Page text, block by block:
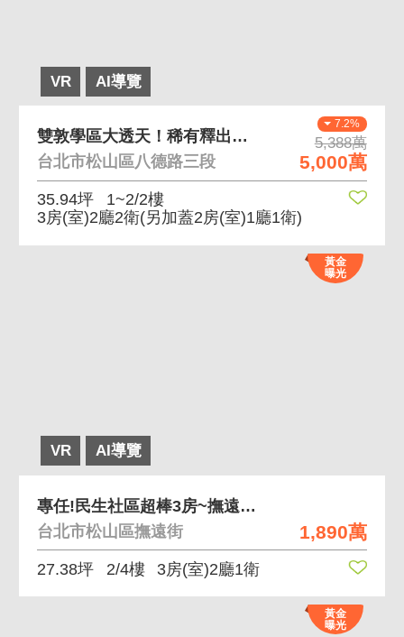
VR AI導覽
7.2%
5,388萬
5,000萬
雙敦學區大透天！稀有釋出土地大坪數！
台北市松山區八德路三段
35.94坪
1~2/2樓
3房(室)2廳2衛(另加蓋2房(室)1廳1衛)
VR AI導覽
黃金
曝光
1,890萬
專任!民生社區超棒3房~撫遠公寓二樓!
台北市松山區撫遠街
27.38坪 2/4樓 3房(室)2廳1衛
黃金
曝光